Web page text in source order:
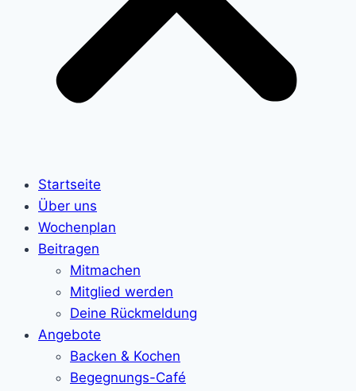
Startseite
Über uns
Wochenplan
Beitragen
Mitmachen
Mitglied werden
Deine Rückmeldung
Angebote
Backen & Kochen
Begegnungs-Café